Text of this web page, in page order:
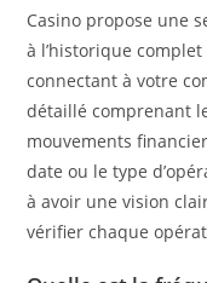
Casino propose une
à l’historique
connectant à votre
détaillé comprenant
mouvements
date ou le type
à avoir une vision
vérifier chaque